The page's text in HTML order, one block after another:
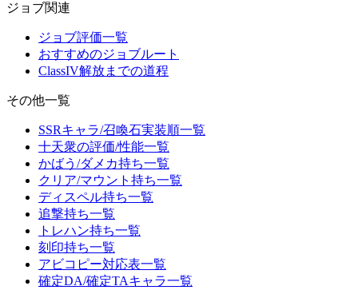
ジョブ関連
ジョブ評価一覧
おすすめのジョブルート
ClassIV解放までの道程
その他一覧
SSRキャラ/召喚石実装順一覧
十天衆の評価/性能一覧
かばう/ダメカ持ち一覧
クリア/マウント持ち一覧
ディスペル持ち一覧
追撃持ち一覧
トレハン持ち一覧
刻印持ち一覧
アビコピー対応表一覧
確定DA/確定TAキャラ一覧